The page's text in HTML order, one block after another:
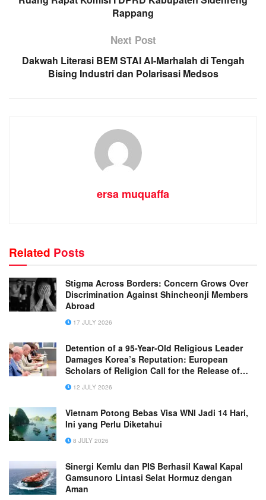
Rappang
Next Post
Dakwah Literasi BEM STAI Al-Marhalah di Tengah
Bising Industri dan Polarisasi Medsos
ersa muquaffa
Related Posts
Stigma Across Borders: Concern Grows Over
Discrimination Against Shincheonji Members
Abroad
17 JULY 2026
Detention of a 95-Year-Old Religious Leader
Damages Korea’s Reputation: European
Scholars of Religion Call for the Release of
Chairman Lee Man-hee
12 JULY 2026
Vietnam Potong Bebas Visa WNI Jadi 14 Hari,
Ini yang Perlu Diketahui
8 JULY 2026
Sinergi Kemlu dan PIS Berhasil Kawal Kapal
Gamsunoro Lintasi Selat Hormuz dengan
Aman